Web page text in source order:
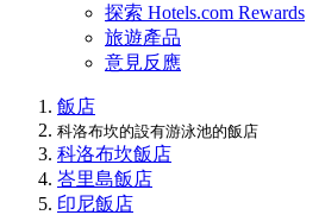
探索 Hotels.com Rewards
旅遊產品
意見反應
飯店
科洛布坎的設有游泳池的飯店
科洛布坎飯店
峇里島飯店
印尼飯店